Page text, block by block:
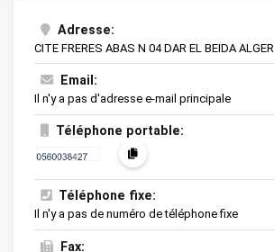
Adresse:
CITE FRERES ABAS N 04 DAR EL BEIDA ALGER
Email:
Il n'y a pas d'adresse e-mail principale
Téléphone portable:
Téléphone fixe:
Il n'y a pas de numéro de téléphone fixe
Fax: